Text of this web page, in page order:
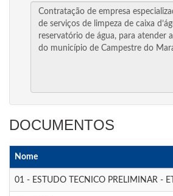
DOCUMENTOS
Nome
01 - ESTUDO TECNICO PRELIMINAR -